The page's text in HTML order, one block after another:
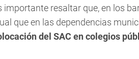
importante resaltar que, en los
que en las dependencias
del SAC en colegios